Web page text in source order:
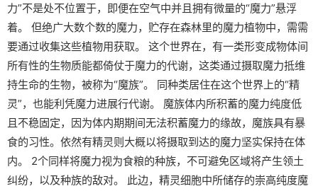
力”不是处不位置于，即便在空气中并且拥有微量的“魔力”悬浮
着。 但绝广大数个数的魔力，贮存在森林里的魔力植物中，需需
要通过收集这些植物用获取。 这个世界在，有一类形变成物体间
所有性的生物质能都倚仗于魔力的代谢，这类通过摄取魔力抵维
持生命的生物，被称为“魔族”。 同种类居住在这个世界上的“精
灵”，也能利凭魔力进展行代谢。 魔族体内所积蓄的魔力纯度低
且不稳固定，因为体内期期间无法积蓄魔力的缘故，魔族具有暴
食的习性。依然有精灵则大概以将摄取到达的魔力坚实保持在体
内。 2个同样将魔力视为食粮的种族，不可避免区域将产生领土
纠纷，以及种族的敌对。 此边，精灵细胞中所储存的崇高纯度魔